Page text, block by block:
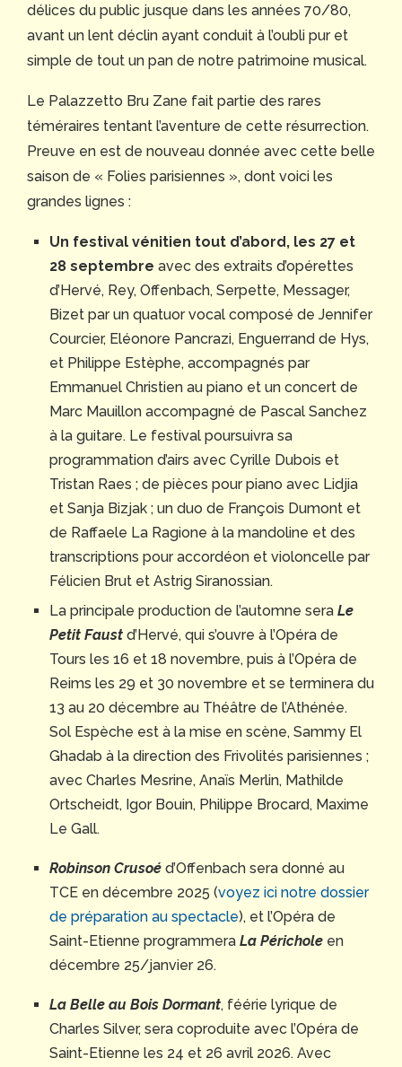
délices du public jusque dans les années 70/80,
avant un lent déclin ayant conduit à l’oubli pur et
simple de tout un pan de notre patrimoine musical.
Le Palazzetto Bru Zane fait partie des rares
téméraires tentant l’aventure de cette résurrection.
Preuve en est de nouveau donnée avec cette belle
saison de « Folies parisiennes », dont voici les
grandes lignes :
Un festival vénitien tout d’abord, les 27 et
28 septembre avec des extraits d’opérettes
d’Hervé, Rey, Offenbach, Serpette, Messager,
Bizet par un quatuor vocal composé de Jennifer
Courcier, Eléonore Pancrazi, Enguerrand de Hys,
et Philippe Estèphe, accompagnés par
Emmanuel Christien au piano et un concert de
Marc Mauillon accompagné de Pascal Sanchez
à la guitare. Le festival poursuivra sa
programmation d’airs avec Cyrille Dubois et
Tristan Raes ; de pièces pour piano avec Lidjia
et Sanja Bizjak ; un duo de François Dumont et
de Raffaele La Ragione à la mandoline et des
transcriptions pour accordéon et violoncelle par
Félicien Brut et Astrig Siranossian.
La principale production de l’automne sera Le
Petit Faust d’Hervé, qui s’ouvre à l’Opéra de
Tours les 16 et 18 novembre, puis à l’Opéra de
Reims les 29 et 30 novembre et se terminera du
13 au 20 décembre au Théâtre de l’Athénée.
Sol Espèche est à la mise en scène, Sammy El
Ghadab à la direction des Frivolités parisiennes ;
avec Charles Mesrine, Anaïs Merlin, Mathilde
Ortscheidt, Igor Bouin, Philippe Brocard, Maxime
Le Gall.
Robinson Crusoé d’Offenbach sera donné au
TCE en décembre 2025 (voyez ici notre dossier
de préparation au spectacle), et l’Opéra de
Saint-Etienne programmera La Périchole en
décembre 25/janvier 26.
La Belle au Bois Dormant, féérie lyrique de
Charles Silver, sera coproduite avec l’Opéra de
Saint-Etienne les 24 et 26 avril 2026. Avec